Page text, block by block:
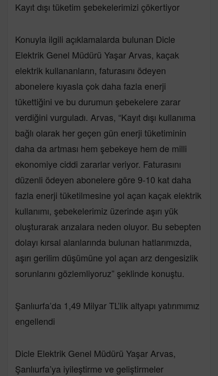
Kayıt dışı tüketim şebekelerimizi çökertiyor
Konuyla ilgili açıklamalarda bulunan Dicle
Elektrik Genel Müdürü Yaşar Arvas, kaçak
elektrik kullananların, faturasını ödeyen
abonelere kıyasla çok daha fazla enerji
tükettiğini ve bu durumun şebekelere zarar
verdiğini vurguladı. Arvas, “Kayıt dışı kullanıma
bağlı olarak her geçen gün enerji tüketiminin
daha da artması hem şebekeye hem de milli
ekonomiye ciddi zararlar veriyor. Faturasını
düzenli ödeyen abonelere göre 9-10 kat daha
fazla enerji tüketilmesine yol açan kaçak elektrik
kullanımı, şebekelerimiz üzerinde aşırı yük
oluşturarak arızalara neden oluyor. Bu sebepten
dolayı kırsal alanlarında bulunan hatlarımızda,
aşırı gerilim düşümüne yol açan arz dengesizlik
sorunlarını gözlemliyoruz” şeklinde konuştu.
Şanlıurfa’da 1,49 Milyar TL’lik altyapı yatırımımız
engellendi
Dicle Elektrik Genel Müdürü Yaşar Arvas,
Şanlıurfa’ya iyileştirme ve geliştirmeler